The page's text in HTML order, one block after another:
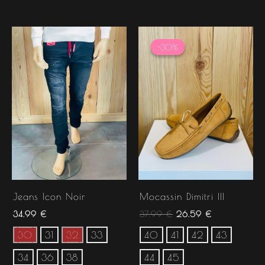
Jeans Icon Noir
34.99 €
30 31 32 33
34 36 38
-30%
-30%
Mocassin Dimitri III
37.99€
prix
initial
était :
37.99 €.
26.59 €
Le
prix
actuel
est :
26.59 €.
40 41 42 43
44 45